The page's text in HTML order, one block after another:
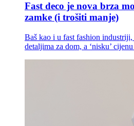
Fast deco je nova brza
zamke (i trošiti manje)
Baš kao i u fast fashion
detaljima za dom, a ‘nisku’